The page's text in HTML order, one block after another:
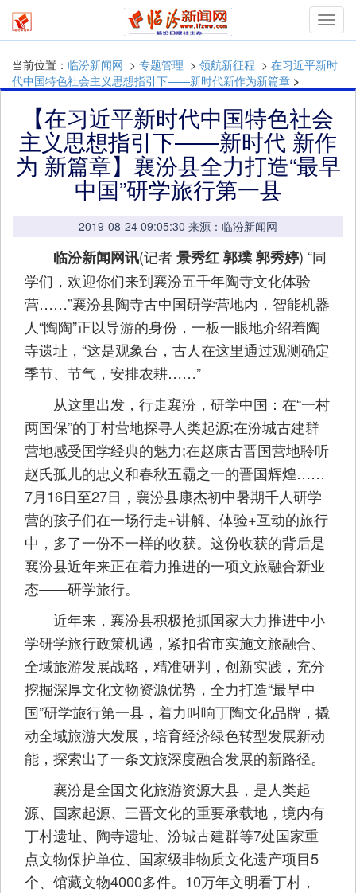
当前位置： 临汾新闻网 > 专题管理 > 领航新征程 > 在习近平新时
代中国特色社会主义思想指引下——新时代新作为新篇章 >
【在习近平新时代中国特色社会
主义思想指引下——新时代 新作
为 新篇章】襄汾县全力打造“最早
中国”研学旅行第一县
2019-08-24 09:05:30 来源：临汾新闻网
临汾新闻网讯(记者景秀红 郭璞 郭秀婷) “同
学们，欢迎你们来到襄汾五千年陶寺文化体验
营……”襄汾县陶寺古中国研学营地内，智能机器
人“陶陶”正以导游的身份，一板一眼地介绍着陶
寺遗址，“这是观象台，古人在这里通过观测确定
季节、节气，安排农耕……”
从这里出发，行走襄汾，研学中国：在“一村
两国保”的丁村营地探寻人类起源;在汾城古建群
营地感受国学经典的魅力;在赵康古晋国营地聆听
赵氏孤儿的忠义和春秋五霸之一的晋国辉煌……
7月16日至27日，襄汾县康杰初中暑期千人研学
营的孩子们在一场行走+讲解、体验+互动的旅行
中，多了一份不一样的收获。这份收获的背后是
襄汾县近年来正在着力推进的一项文旅融合新业
态——研学旅行。
近年来，襄汾县积极抢抓国家大力推进中小
学研学旅行政策机遇，紧扣省市实施文旅融合、
全域旅游发展战略，精准研判，创新实践，充分
挖掘深厚文化文物资源优势，全力打造“最早中
国”研学旅行第一县，着力叫响丁陶文化品牌，撬
动全域旅游大发展，培育经济绿色转型发展新动
能，探索出了一条文旅深度融合发展的新路径。
襄汾是全国文化旅游资源大县，是人类起
源、国家起源、三晋文化的重要承载地，境内有
丁村遗址、陶寺遗址、汾城古建群等7处国家重
点文物保护单位、国家级非物质文化遗产项目5
个、馆藏文物4000多件。10万年文明看丁村，